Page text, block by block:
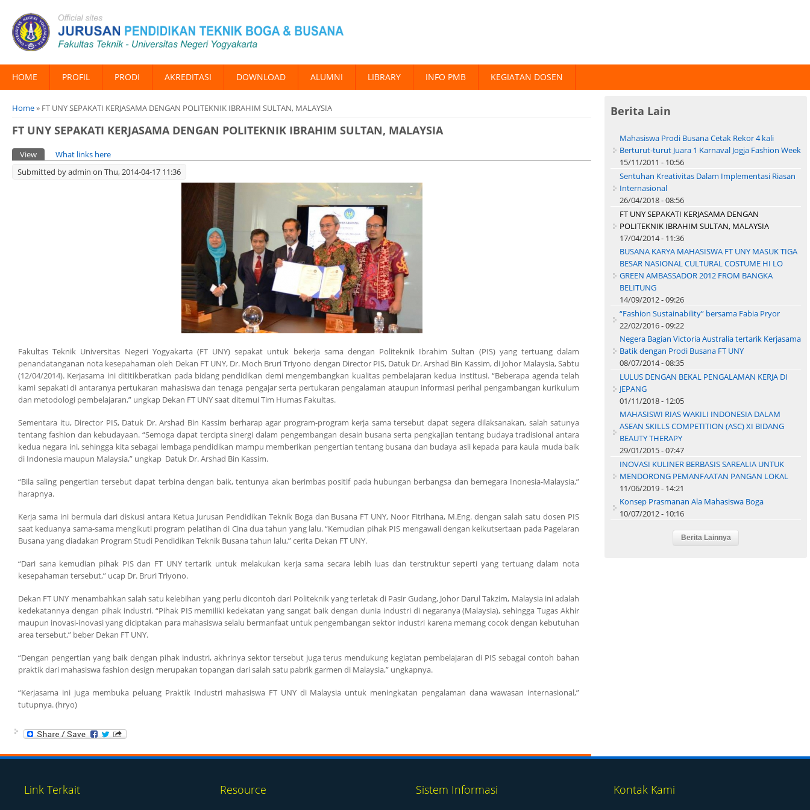
HOME PROFIL PRODI AKREDITASI DOWNLOAD ALUMNI LIBRARY INFO PMB KEGIATAN DOSEN
You are here
Home» FT UNY SEPAKATI KERJASAMA DENGAN POLITEKNIK IBRAHIM SULTAN, MALAYSIA
FT UNY SEPAKATI KERJASAMA DENGAN POLITEKNIK IBRAHIM SULTAN, MALAYSIA
Primary tabs
View (active tab)
What links here
Submitted byadmin on Thu, 2014-04-17 11:36
Fakultas Teknik Universitas Negeri Yogyakarta (FT UNY) sepakat untuk bekerja sama dengan Politeknik Ibrahim Sultan (PIS) yang tertuang dalam
penandatanganan nota kesepahaman oleh Dekan FT UNY, Dr. Moch Bruri Triyono dengan Director PIS, Datuk Dr. Arshad Bin Kassim, di Johor Malaysia, Sabtu
(12/04/2014). Kerjasama ini dititikberatkan pada bidang pendidikan demi mengembangkan kualitas pembelajaran kedua institusi. “Beberapa agenda telah
kami sepakati di antaranya pertukaran mahasiswa dan tenaga pengajar serta pertukaran pengalaman ataupun informasi perihal pengambangan kurikulum
dan metodologi pembelajaran,” ungkap Dekan FT UNY saat ditemui Tim Humas Fakultas.
Sementara itu, Director PIS, Datuk Dr. Arshad Bin Kassim berharap agar program-program kerja sama tersebut dapat segera dilaksanakan, salah satunya
tentang fashion dan kebudayaan. “Semoga dapat tercipta sinergi dalam pengembangan desain busana serta pengkajian tentang budaya tradisional antara
kedua negara ini, sehingga kita sebagai lembaga pendidikan mampu memberikan pengertian tentang busana dan budaya asli kepada para kaula muda baik
di Indonesia maupun Malaysia,” ungkap Datuk Dr. Arshad Bin Kassim.
“Bila saling pengertian tersebut dapat terbina dengan baik, tentunya akan berimbas positif pada hubungan berbangsa dan bernegara Inonesia-Malaysia,”
harapnya.
Kerja sama ini bermula dari diskusi antara Ketua Jurusan Pendidikan Teknik Boga dan Busana FT UNY, Noor Fitrihana, M.Eng. dengan salah satu dosen PIS
saat keduanya sama-sama mengikuti program pelatihan di Cina dua tahun yang lalu. “Kemudian pihak PIS mengawali dengan keikutsertaan pada Pagelaran
Busana yang diadakan Program Studi Pendidikan Teknik Busana tahun lalu,” cerita Dekan FT UNY.
“Dari sana kemudian pihak PIS dan FT UNY tertarik untuk melakukan kerja sama secara lebih luas dan terstruktur seperti yang tertuang dalam nota
kesepahaman tersebut,” ucap Dr. Bruri Triyono.
Dekan FT UNY menambahkan salah satu kelebihan yang perlu dicontoh dari Politeknik yang terletak di Pasir Gudang, Johor Darul Takzim, Malaysia ini adalah
kedekatannya dengan pihak industri. “Pihak PIS memiliki kedekatan yang sangat baik dengan dunia industri di negaranya (Malaysia), sehingga Tugas Akhir
maupun inovasi-inovasi yang diciptakan para mahasiswa selalu bermanfaat untuk pengembangan sektor industri karena memang cocok dengan kebutuhan
area tersebut,” beber Dekan FT UNY.
“Dengan pengertian yang baik dengan pihak industri, akhrinya sektor tersebut juga terus mendukung kegiatan pembelajaran di PIS sebagai contoh bahan
praktik dari mahasiswa fashion design merupakan topangan dari salah satu pabrik garmen di Malaysia,” ungkapnya.
“Kerjasama ini juga membuka peluang Praktik Industri mahasiswa FT UNY di Malaysia untuk meningkatan pengalaman dana wawasan internasional,”
tutupnya. (hryo)
Berita Lain
Mahasiswa Prodi Busana Cetak Rekor 4 kali
Berturut-turut Juara 1 Karnaval Jogja Fashion Week
15/11/2011 - 10:56
Sentuhan Kreativitas Dalam Implementasi Riasan
Internasional
26/04/2018 - 08:56
FT UNY SEPAKATI KERJASAMA DENGAN
POLITEKNIK IBRAHIM SULTAN, MALAYSIA
17/04/2014 - 11:36
BUSANA KARYA MAHASISWA FT UNY MASUK TIGA
BESAR NASIONAL CULTURAL COSTUME HI LO
GREEN AMBASSADOR 2012 FROM BANGKA
BELITUNG
14/09/2012 - 09:26
“Fashion Sustainability” bersama Fabia Pryor
22/02/2016 - 09:22
Negera Bagian Victoria Australia tertarik Kerjasama
Batik dengan Prodi Busana FT UNY
08/07/2014 - 08:35
LULUS DENGAN BEKAL PENGALAMAN KERJA DI
JEPANG
01/11/2018 - 12:05
MAHASISWI RIAS WAKILI INDONESIA DALAM
ASEAN SKILLS COMPETITION (ASC) XI BIDANG
BEAUTY THERAPY
29/01/2015 - 07:47
INOVASI KULINER BERBASIS SAREALIA UNTUK
MENDORONG PEMANFAATAN PANGAN LOKAL
11/06/2019 - 14:21
Konsep Prasmanan Ala Mahasiswa Boga
10/07/2012 - 10:16
Link Terkait Resource Sistem Informasi Kontak Kami